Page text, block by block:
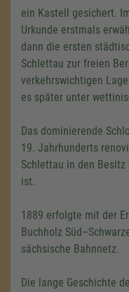
ein Kastell gesichert.
Urkunde erstmals
dann die ersten
Schlettau zur freien
verkehrswichtigen
es später unter
Das dominierende
19. Jahrhunderts
Schlettau in den Besitz
ist.
1889 erfolgte mit der
Buchholz
sächsische Bahnnetz.
Die lange Geschichte